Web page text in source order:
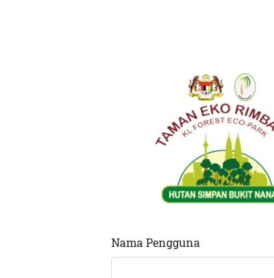
Nama Pengguna